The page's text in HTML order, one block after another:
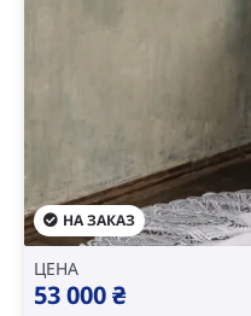
НА ЗАКАЗ
ЦЕНА
53 000₴